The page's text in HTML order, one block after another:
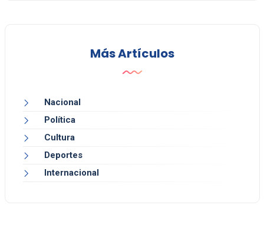
Más Artículos
Nacional
Política
Cultura
Deportes
Internacional